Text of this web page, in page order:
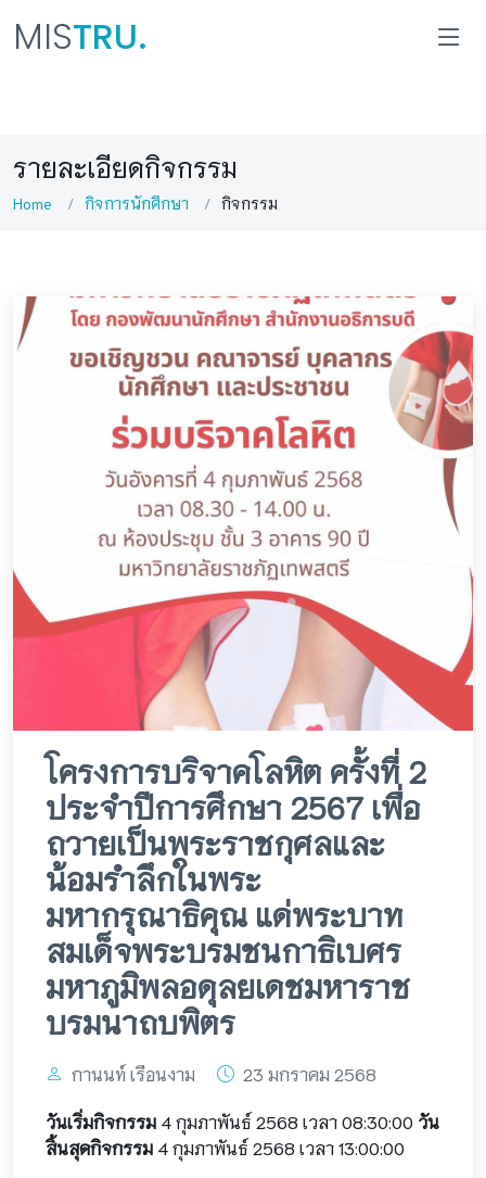
MISTRU.
รายละเอียดกิจกรรม
Home กิจการนักศึกษา กิจกรรม
โครงการบริจาคโลหิต ครั้งที่ 2
ประจำปีการศึกษา 2567 เพื่อ
ถวายเป็นพระราชกุศลและ
น้อมรำลึกในพระ
มหากรุณาธิคุณ แด่พระบาท
สมเด็จพระบรมชนกาธิเบศร
มหาภูมิพลอดุลยเดชมหาราช
บรมนาถบพิตร
กานนท์ เรือนงาม 23 มกราคม 2568
วันเริ่มกิจกรรม 4 กุมภาพันธ์ 2568 เวลา 08:30:00 วัน
สิ้นสุดกิจกรรม 4 กุมภาพันธ์ 2568 เวลา 13:00:00